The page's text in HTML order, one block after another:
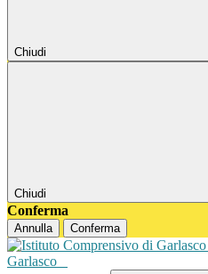
Chiudi
Chiudi
Conferma
Annulla Conferma
Garlasco